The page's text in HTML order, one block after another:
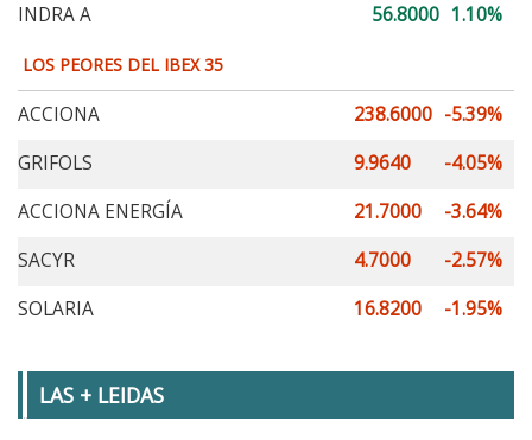
INDRA A
56.8000 1.10%
LOS PEORES DEL IBEX 35
ACCIONA 238.6000 -5.39%
GRIFOLS
9.9640
-4.05%
ACCIONA ENERGÍA
21.7000
-3.64%
SACYR
4.7000
-2.57%
SOLARIA
16.8200 -1.95%
LAS + LEIDAS